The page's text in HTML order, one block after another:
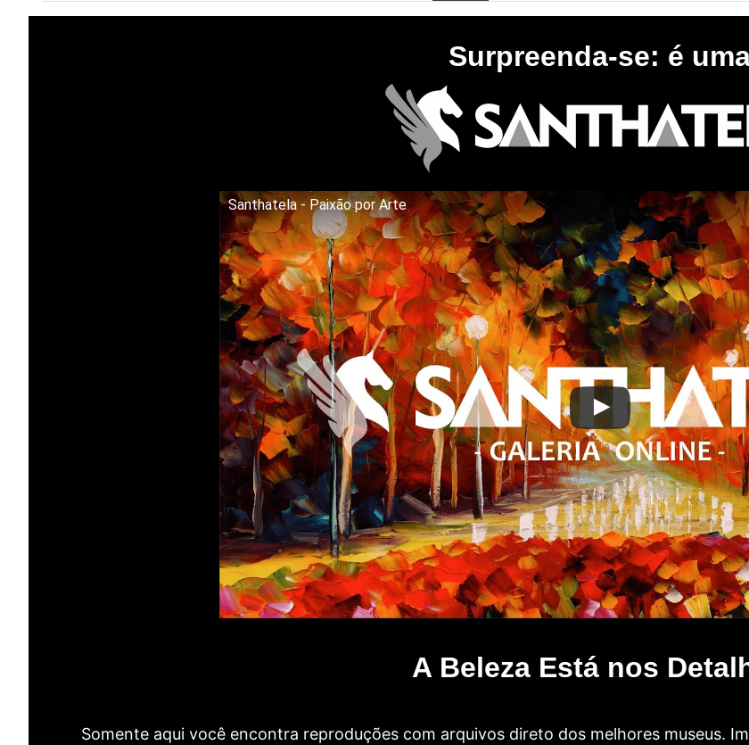
Surpreenda-se: é
Santhatela - Paixão por Arte
A Beleza Está nos
Somente aqui você encontra reproduções com arquivos direto dos melhores museus.